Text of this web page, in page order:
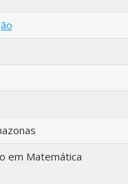
em Matemática